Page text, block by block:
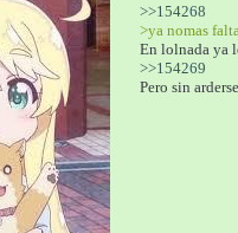
>>154268
>ya nomas
En lolnada ya
>>154269
Pero sin